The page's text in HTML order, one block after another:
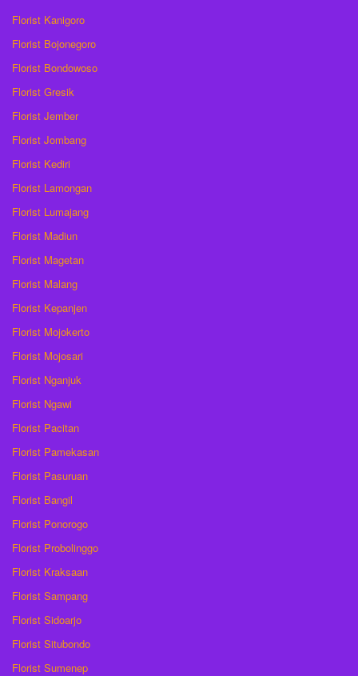
Florist Kanigoro
Florist Bojonegoro
Florist Bondowoso
Florist Gresik
Florist Jember
Florist Jombang
Florist Kediri
Florist Lamongan
Florist Lumajang
Florist Madiun
Florist Magetan
Florist Malang
Florist Kepanjen
Florist Mojokerto
Florist Mojosari
Florist Nganjuk
Florist Ngawi
Florist Pacitan
Florist Pamekasan
Florist Pasuruan
Florist Bangil
Florist Ponorogo
Florist Probolinggo
Florist Kraksaan
Florist Sampang
Florist Sidoarjo
Florist Situbondo
Florist Sumenep